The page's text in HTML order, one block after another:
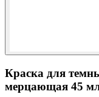
Краска для
мерцающая 45